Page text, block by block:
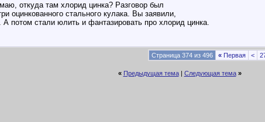
откуда там хлорид цинка? Разговор был
оцинкованного стального кулака. Вы заявили,
А потом стали юлить и фантазировать про хлорид цинка.
Страница 374 из 496 « Первая <
« Предыдущая тема| Следующая тема »